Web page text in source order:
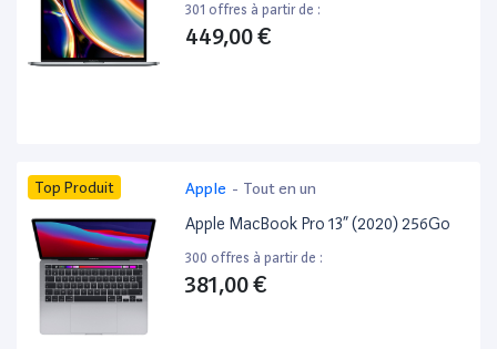
301 offres à partir de :
449,00 €
Top Produit Apple - Tout en un
Apple MacBook Pro 13” (2020) 256Go
300 offres à partir de :
381,00 €